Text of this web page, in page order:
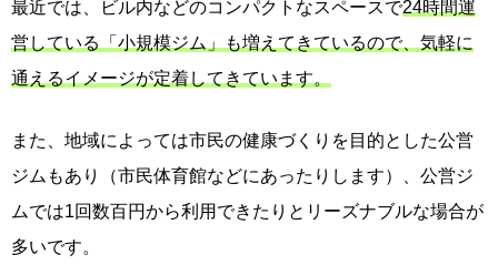
最近では、ビル内などのコンパクトなスペースで24時間運
営している「小規模ジム」も増えてきているので、気軽に
通えるイメージが定着してきています。
また、地域によっては市民の健康づくりを目的とした公営
ジムもあり（市民体育館などにあったりします）、公営ジ
ムでは1回数百円から利用できたりとリーズナブルな場合が
多いです。